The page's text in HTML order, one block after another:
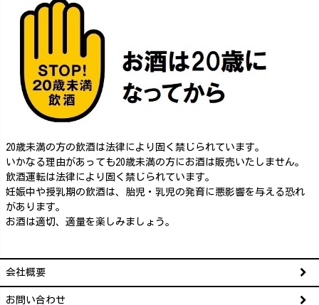
20歳未満の方の飲酒は法律により固く禁じられています。
いかなる理由があっても20歳未満の方にお酒は販売いたしません。
飲酒運転は法律により固く禁じられています。
妊娠中や授乳期の飲酒は、胎児・乳児の発育に悪影響を与える恐れ
があります。
お酒は適切、適量を楽しみましょう。
会社概要
お問い合わせ